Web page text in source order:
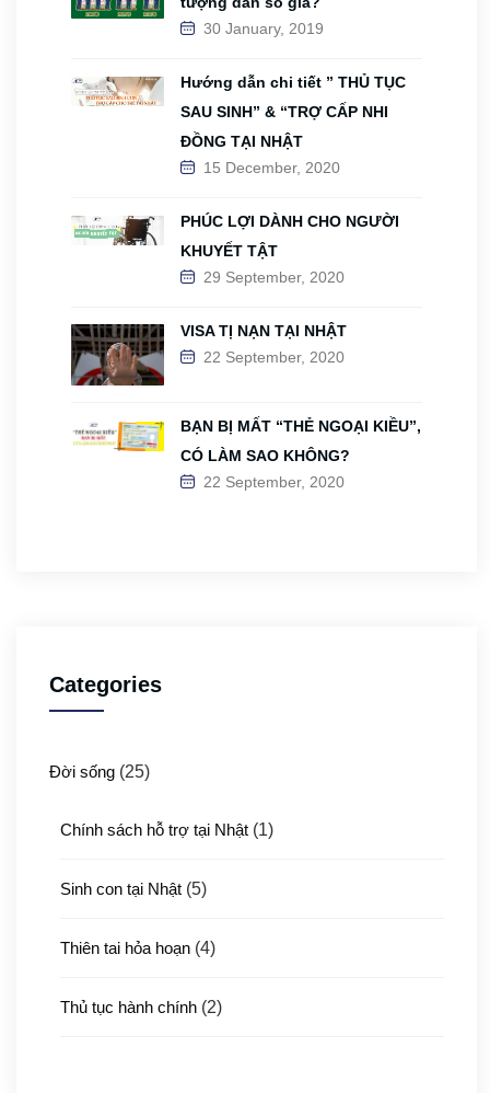
30 January, 2019
Hướng dẫn chi tiết ” THỦ TỤC
SAU SINH” & “TRỢ CẤP NHI
ĐỒNG TẠI NHẬT
15 December, 2020
PHÚC LỢI DÀNH CHO NGƯỜI
KHUYẾT TẬT
29 September, 2020
VISA TỊ NẠN TẠI NHẬT
22 September, 2020
BẠN BỊ MẤT “THẺ NGOẠI KIỀU”,
CÓ LÀM SAO KHÔNG?
22 September, 2020
Categories
Đời sống (25)
Chính sách hỗ trợ tại Nhật (1)
Sinh con tại Nhật (5)
Thiên tai hỏa hoạn (4)
Thủ tục hành chính (2)